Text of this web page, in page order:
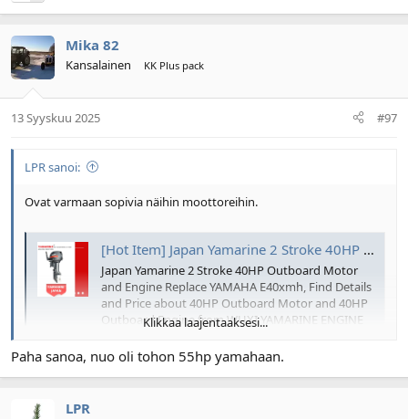
Mika 82
Kansalainen KK Plus pack
13 Syyskuu 2025 #97
LPR sanoi:
Ovat varmaan sopivia näihin moottoreihin.
[Hot Item] Japan Yamarine 2 Stroke 40HP Outboard Motor and Engine Replace YAMAHA E40xmh
Japan Yamarine 2 Stroke 40HP Outboard Motor
and Engine Replace YAMAHA E40xmh, Find Details
and Price about 40HP Outboard Motor and 40HP
Outboard Engine from WUXI YAMARINE ENGINE
harsh environments and saltwater with corrosion-
Klikkaa laajentaaksesi...
Paha sanoa, nuo oli tohon 55hp yamahaan.
LPR